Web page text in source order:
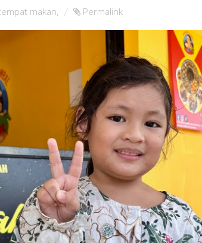
makan, Permalink